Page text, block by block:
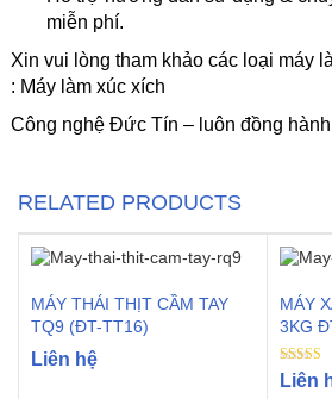
miễn phí.
Xin vui lòng tham khảo các loại máy
: Máy làm xúc xích
Công nghệ Đức Tín – luôn đồng
RELATED PRODUCTS
MÁY THÁI THỊT CẦM TAY
TQ9 (ĐT-TT16)
Liên hệ
MÁY
3KG
Rated
4.00
Liên